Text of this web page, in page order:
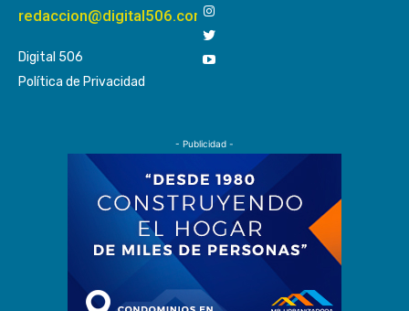
redaccion@digital506.com
Digital 506
Política de Privacidad
- Publicidad -